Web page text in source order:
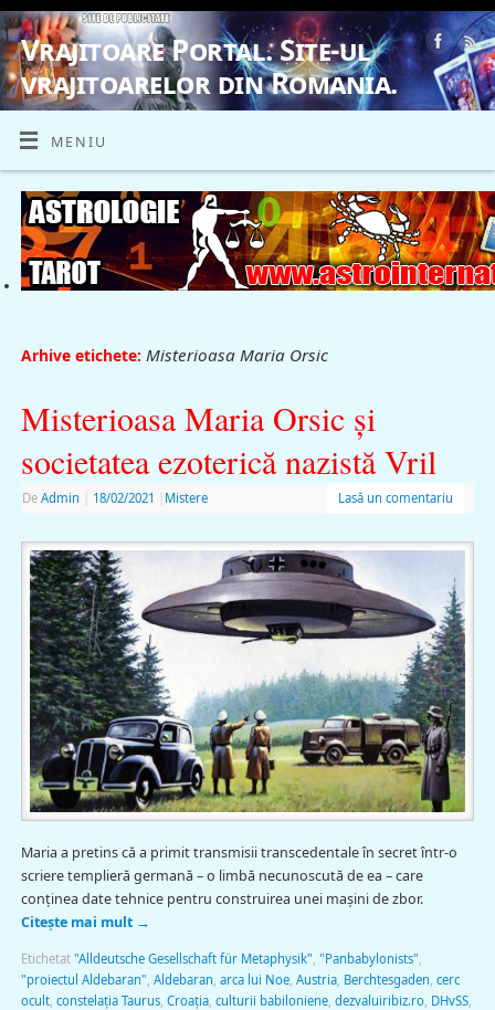
Vrajitoare Portal. Site-ul
vrajitoarelor din Romania.
VRAJITOARE, VRAJITOARELE, VRAJITOARE
MENIU
Arhive etichete: Misterioasa Maria Orsic
Misterioasa Maria Orsic şi
societatea ezoterică nazistă Vril
De Admin 18/02/2021 Mistere Lasă un comentariu
Maria a pretins că a primit transmisii transcedentale în secret într-o
scriere templieră germană – o limbă necunoscută de ea – care
conținea date tehnice pentru construirea unei mașini de zbor.
Citește mai mult →
Etichetat "Alldeutsche Gesellschaft für Metaphysik" "Panbabylonists"
"proiectul Aldebaran" Aldebaran arca lui Noe, Austria, Berchtesgaden cerc
ocult, constelația Taurus, Croaţia, culturii babiloniene, dezvaluiribiz.ro, DHvSS,